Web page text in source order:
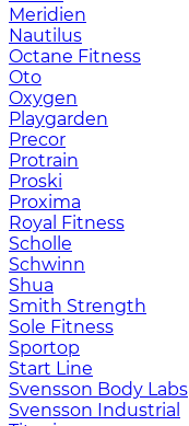
Meridien
Nautilus
Octane Fitness
Oto
Oxygen
Playgarden
Precor
Protrain
Proski
Proxima
Royal Fitness
Scholle
Schwinn
Shua
Smith Strength
Sole Fitness
Sportop
Start Line
Svensson Body Labs
Svensson Industrial